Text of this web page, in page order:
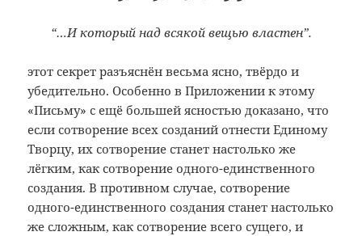
“…И который над всякой вещью властен”.
этот секрет разъяснён весьма ясно, твёрдо и
убедительно. Особенно в Приложении к этому
«Письму» с ещё большей ясностью доказано, что
если сотворение всех созданий отнести Единому
Творцу, их сотворение станет настолько же
лёгким, как сотворение одного-единственного
создания. В противном случае, сотворение
одного-единственного создания станет настолько
же сложным, как сотворение всего сущего, и